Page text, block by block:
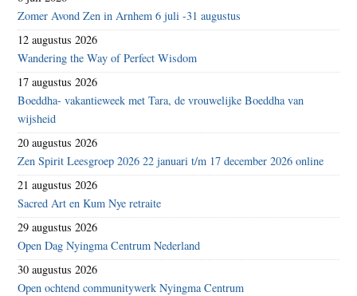
Zomer Avond Zen in Arnhem 6 juli -31 augustus
12 augustus 2026
Wandering the Way of Perfect Wisdom
17 augustus 2026
Boeddha- vakantieweek met Tara, de vrouwelijke Boeddha van
wijsheid
20 augustus 2026
Zen Spirit Leesgroep 2026 22 januari t/m 17 december 2026 online
21 augustus 2026
Sacred Art en Kum Nye retraite
29 augustus 2026
Open Dag Nyingma Centrum Nederland
30 augustus 2026
Open ochtend communitywerk Nyingma Centrum